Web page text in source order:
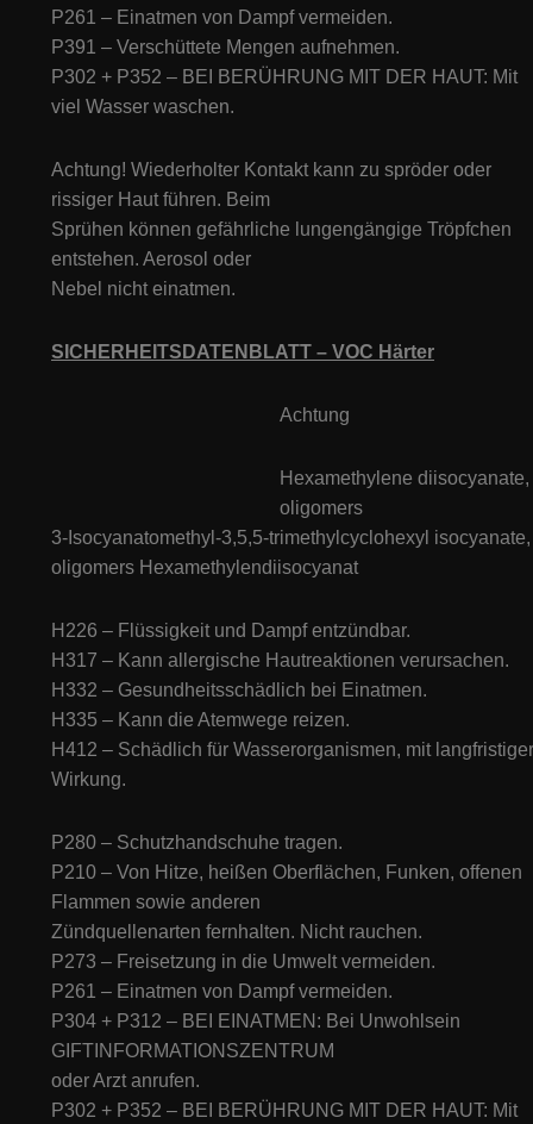
P261 – Einatmen von Dampf vermeiden.
P391 – Verschüttete Mengen aufnehmen.
P302 + P352 – BEI BERÜHRUNG MIT DER HAUT: Mit
viel Wasser waschen.
Achtung! Wiederholter Kontakt kann zu spröder oder
rissiger Haut führen. Beim
Sprühen können gefährliche lungengängige Tröpfchen
entstehen. Aerosol oder
Nebel nicht einatmen.
SICHERHEITSDATENBLATT – VOC Härter
Achtung
Hexamethylene diisocyanate,
oligomers
3-Isocyanatomethyl-3,5,5-trimethylcyclohexyl isocyanate,
oligomers Hexamethylendiisocyanat
H226 – Flüssigkeit und Dampf entzündbar.
H317 – Kann allergische Hautreaktionen verursachen.
H332 – Gesundheitsschädlich bei Einatmen.
H335 – Kann die Atemwege reizen.
H412 – Schädlich für Wasserorganismen, mit langfristiger
Wirkung.
P280 – Schutzhandschuhe tragen.
P210 – Von Hitze, heißen Oberflächen, Funken, offenen
Flammen sowie anderen
Zündquellenarten fernhalten. Nicht rauchen.
P273 – Freisetzung in die Umwelt vermeiden.
P261 – Einatmen von Dampf vermeiden.
P304 + P312 – BEI EINATMEN: Bei Unwohlsein
GIFTINFORMATIONSZENTRUM
oder Arzt anrufen.
P302 + P352 – BEI BERÜHRUNG MIT DER HAUT: Mit